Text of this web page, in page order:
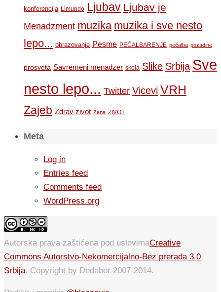
konferencija Limundo Ljubav Ljubav je
Menadzment muzika muzika i sve nesto
lepo... obrazovanje Pesme PEČALBARENJE pečalba pozadine
prosveta Savremeni menadzer skola Slike Srbija Sve
nesto lepo... Twitter Vicevi VRH
Zajeb Zdrav zivot Zena ZIVOT
Meta
Log in
Entries feed
Comments feed
WordPress.org
Autorska prava zaštićena pod uslovimaCreative
Commons Autorstvo-Nekomercijalno-Bez prerada 3.0
Srbija. Copyright by Dedabor 2007-2014.